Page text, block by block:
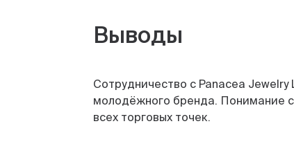
Выводы
Сотрудничество с Panacea
молодёжного бренда. Понимание
всех торговых точек.